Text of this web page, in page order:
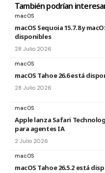
También podrían
macOS
macOS Sequoia 15.7.8 y
disponibles
28 Julio 2026
macOS
macOS Tahoe 26.6 está
28 Julio 2026
macOS
Apple lanza Safari
para agentes IA
2 Julio 2026
macOS
macOS Tahoe 26.5.2 está